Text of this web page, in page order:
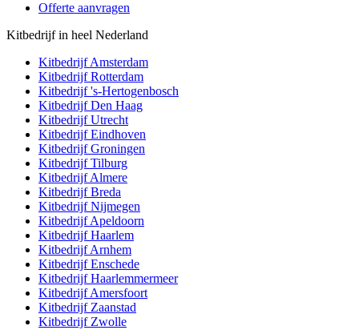
Offerte aanvragen
Kitbedrijf in heel Nederland
KitbedrijfAmsterdam
KitbedrijfRotterdam
Kitbedrijf's-Hertogenbosch
KitbedrijfDen Haag
KitbedrijfUtrecht
KitbedrijfEindhoven
KitbedrijfGroningen
KitbedrijfTilburg
KitbedrijfAlmere
KitbedrijfBreda
KitbedrijfNijmegen
KitbedrijfApeldoorn
KitbedrijfHaarlem
KitbedrijfArnhem
KitbedrijfEnschede
KitbedrijfHaarlemmermeer
KitbedrijfAmersfoort
Kitbedrijf Zaanstad
Kitbedrijf Zwolle